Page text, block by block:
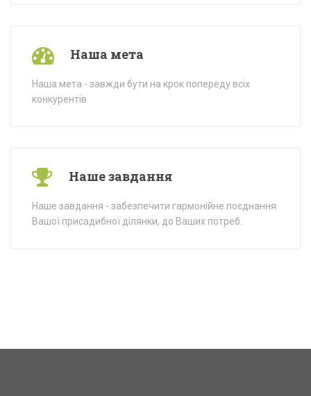
Наша мета
Наша мета - завжди бути на крок попереду всіх
конкурентів
Наше завдання
Наше завдання - забезпечити гармонійне поєднання
Вашої присадибної ділянки, до Ваших потреб.